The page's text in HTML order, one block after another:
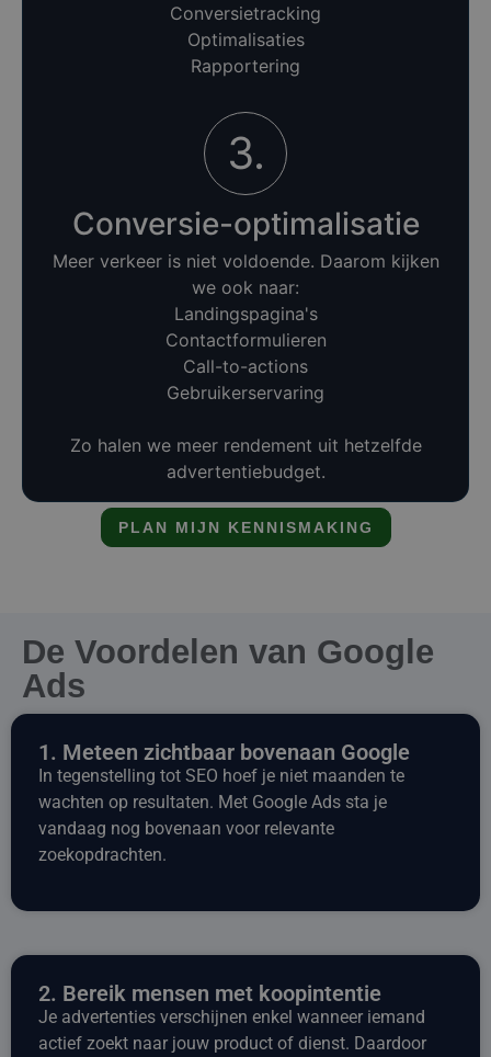
Conversietracking
Optimalisaties
Rapportering
3.
Conversie-optimalisatie
Meer verkeer is niet voldoende. Daarom kijken
we ook naar:
Landingspagina's
Contactformulieren
Call-to-actions
Gebruikerservaring
Zo halen we meer rendement uit hetzelfde
advertentiebudget.
PLAN MIJN KENNISMAKING
De Voordelen van Google
Ads
1. Meteen zichtbaar bovenaan Google
In tegenstelling tot SEO hoef je niet maanden te
wachten op resultaten. Met Google Ads sta je
vandaag nog bovenaan voor relevante
zoekopdrachten.
2. Bereik mensen met koopintentie
Je advertenties verschijnen enkel wanneer iemand
actief zoekt naar jouw product of dienst. Daardoor